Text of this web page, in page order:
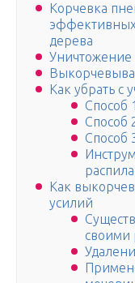
Корчевка
эффективных
дерева
Уничтожение
Как убрать с
Способ
Способ
Способ
Как
усилий
своими